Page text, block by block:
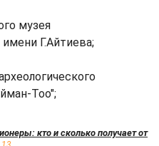
музея
Г.Айтиева;
Тоо";
кто и сколько получает от